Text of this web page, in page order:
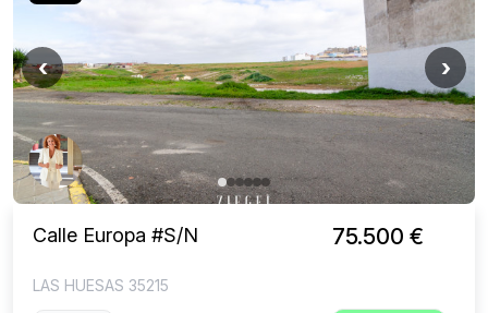
‹ ›
Calle Europa #S/N
LAS HUESAS 35215
75.500 €